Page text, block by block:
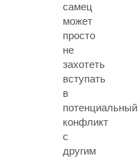
самец
может
просто
не
захотеть
вступать
в
потенциальный
конфликт
с
другим